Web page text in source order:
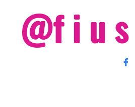
@f i u s